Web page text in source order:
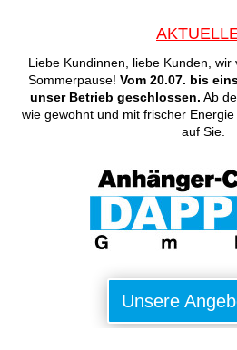
Liebe Kundinnen, liebe Kunden,
Sommerpause! Vom 20.07. bis
unser Betrieb geschlossen. Ab
wie gewohnt und mit frischer
auf Sie.
Unsere